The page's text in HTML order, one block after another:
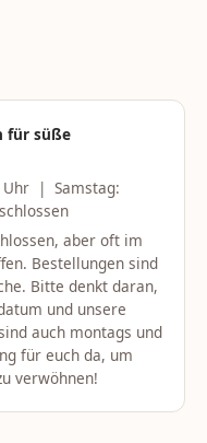
für süße
Uhr | Samstag:
aber oft im
Bestellungen sind
Bitte denkt daran,
und unsere
auch montags und
für euch da, um
verwöhnen!